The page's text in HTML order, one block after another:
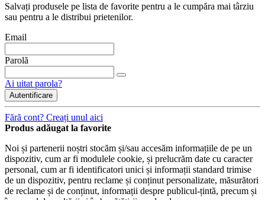
Salvați produsele pe lista de favorite pentru a le cumpăra mai târziu
sau pentru a le distribui prietenilor.
Email
Parolă
Ai uitat parola?
Autentificare
Fără cont? Creați unul aici
Produs adăugat la favorite
Noi și partenerii noștri stocăm și/sau accesăm informațiile de pe un
dispozitiv, cum ar fi modulele cookie, și prelucrăm date cu caracter
personal, cum ar fi identificatori unici și informații standard trimise
de un dispozitiv, pentru reclame și conținut personalizate, măsurători
de reclame și de conținut, informații despre publicul-țintă, precum și